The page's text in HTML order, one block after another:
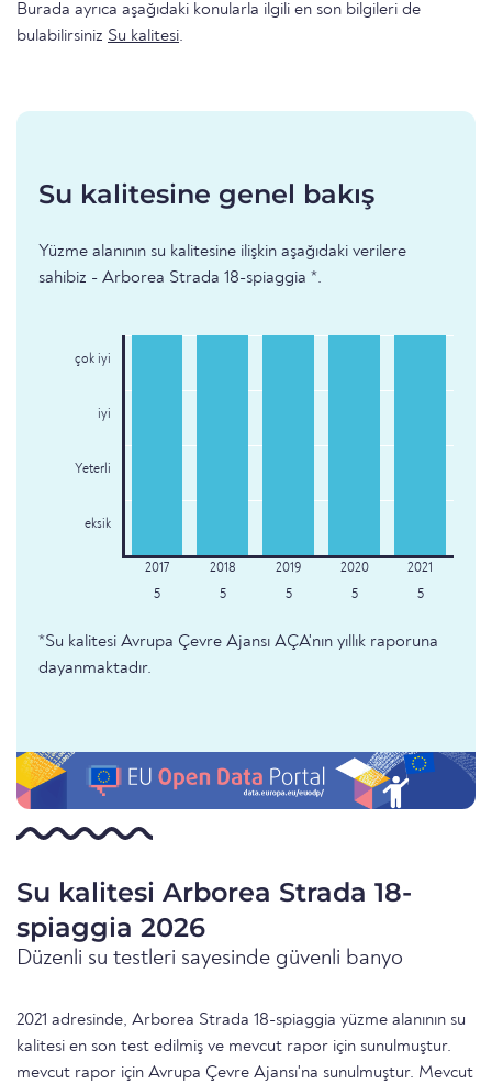
Burada ayrıca aşağıdaki konularla ilgili en son bilgileri de
bulabilirsiniz Su kalitesi.
Su kalitesine genel bakış
Yüzme alanının su kalitesine ilişkin aşağıdaki verilere
sahibiz - Arborea Strada 18-spiaggia *.
çok iyi
iyi
Yeterli
eksik
5 5 5 5 5
*Su kalitesi Avrupa Çevre Ajansı AÇA'nın yıllık raporuna
dayanmaktadır.
Su kalitesi Arborea Strada 18-
spiaggia 2026
Düzenli su testleri sayesinde güvenli banyo
2021 adresinde, Arborea Strada 18-spiaggia yüzme alanının su
kalitesi en son test edilmiş ve mevcut rapor için sunulmuştur.
mevcut rapor için Avrupa Çevre Ajansı'na sunulmuştur. Mevcut